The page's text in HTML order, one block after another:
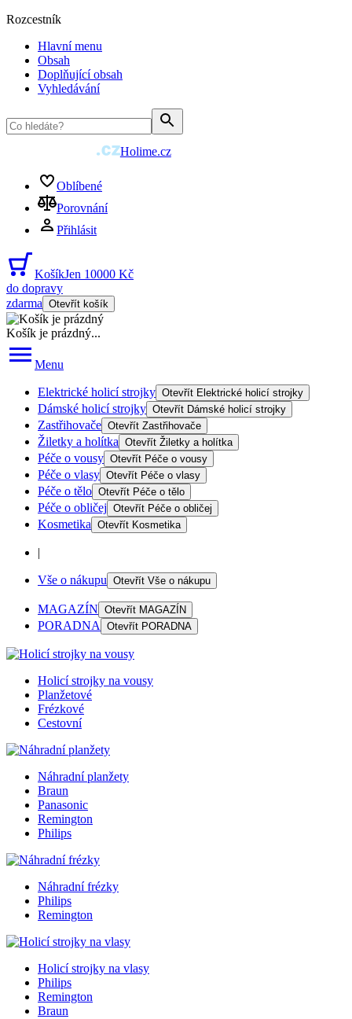
Rozcestník
Hlavní menu
Obsah
Doplňující obsah
Vyhledávání
Holime.cz
Oblíbené
Porovnání
Přihlásit
KošíkJen 10000 Kč
do dopravy
zdarma Otevřít košík
Košík je prázdný...
Menu
Elektrické holicí strojky Otevřít Elektrické holicí strojky
Dámské holicí strojky Otevřít Dámské holicí strojky
Zastřihovače Otevřít Zastřihovače
Žiletky a holítka Otevřít Žiletky a holítka
Péče o vousy Otevřít Péče o vousy
Péče o vlasy Otevřít Péče o vlasy
Péče o tělo Otevřít Péče o tělo
Péče o obličej Otevřít Péče o obličej
Kosmetika Otevřít Kosmetika
|
Vše o nákupu Otevřít Vše o nákupu
MAGAZÍN Otevřít MAGAZÍN
PORADNA Otevřít PORADNA
Holicí strojky na vousy
Planžetové
Frézkové
Cestovní
Náhradní planžety
Braun
Panasonic
Remington
Philips
Náhradní frézky
Philips
Remington
Holicí strojky na vlasy
Philips
Remington
Braun